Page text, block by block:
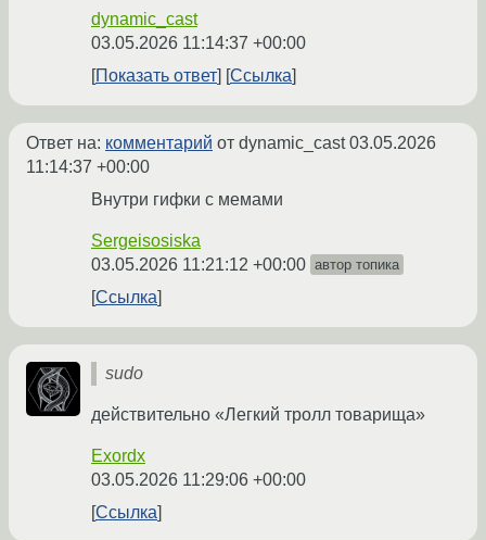
dynamic_cast
03.05.2026 11:14:37 +00:00
Показать ответ
Ссылка
Ответ на: комментарий от dynamic_cast03.05.2026
11:14:37 +00:00
Внутри гифки с мемами
Sergeisosiska
03.05.2026 11:21:12 +00:00 автор топика
Ссылка
sudo
действительно «Легкий тролл товарища»
Exordx
03.05.2026 11:29:06 +00:00
Ссылка